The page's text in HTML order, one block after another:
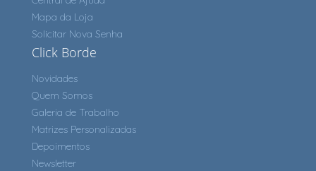
Mapa da Loja
Solicitar Nova Senha
Click Borde
Novidades
Quem Somos
Galeria de Trabalho
Matrizes Personalizadas
Depoimentos
Newsletter